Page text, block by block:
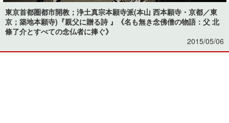
東京首都圏都市開教；浄土真宗本願寺派(本山 西本願寺・京都／東
京；築地本願寺)『親父に贈る詩 』《名も無き念佛僧の物語：父 北
條了介とすべての念仏者に捧ぐ》
2015/05/06